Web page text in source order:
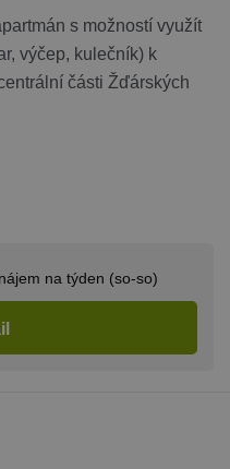
s možností využít
výčep, kulečník) k
části Žďárských
na týden (so-so)